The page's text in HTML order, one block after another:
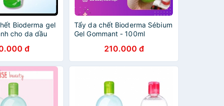
Bioderma gel
cho da dầu
đ
Tẩy da chết Bioderma Sébium
Gel Gommant - 100ml
210.000 đ